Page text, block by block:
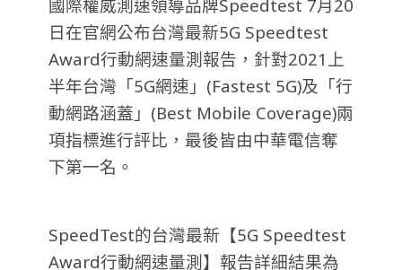
國際權威測速領導品牌Speedtest 7月20
日在官網公布台灣最新5G Speedtest
Award行動網速量測報告，針對2021上
半年台灣「5G網速」(Fastest 5G)及「行
動網路涵蓋」(Best Mobile Coverage)兩
項指標進行評比，最後皆由中華電信奪
下第一名。
SpeedTest的台灣最新【5G Speedtest
Award行動網速量測】報告詳細結果為